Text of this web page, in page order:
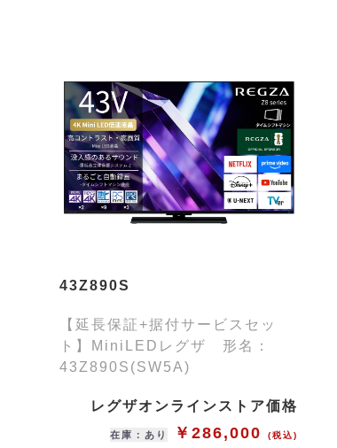
43Z890S
【延長保証+据付サービスセッ
ト】MiniLEDレグザ 形名：
43Z890S(SW5A)
レグザオンラインストア価格
在庫：あり ￥286,000(税込)